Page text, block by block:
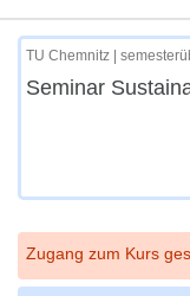
TU Chemnitz |
Seminar
Zugang zum Kurs